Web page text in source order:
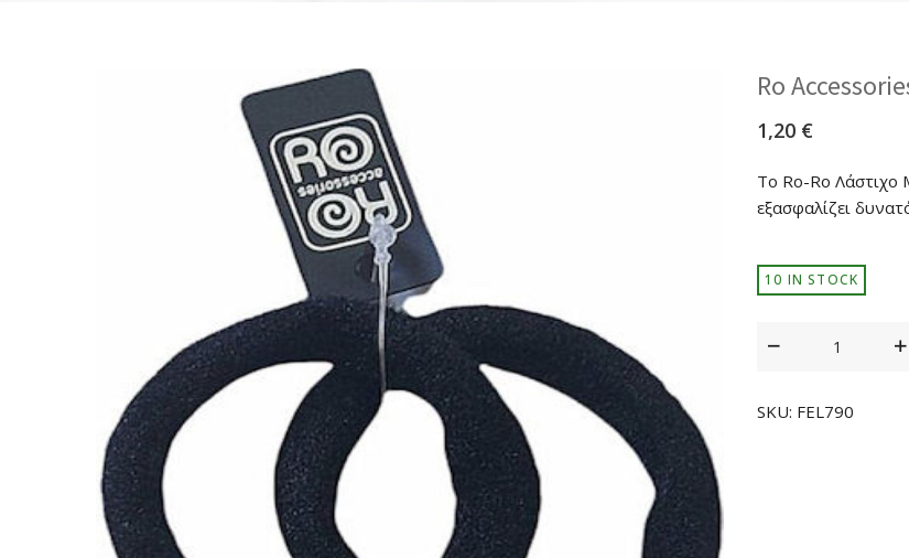
Ro
1,20 €
Το Ro-Ro Λάστιχο
εξασφαλίζει
10 IN STOCK
SKU: FEL790